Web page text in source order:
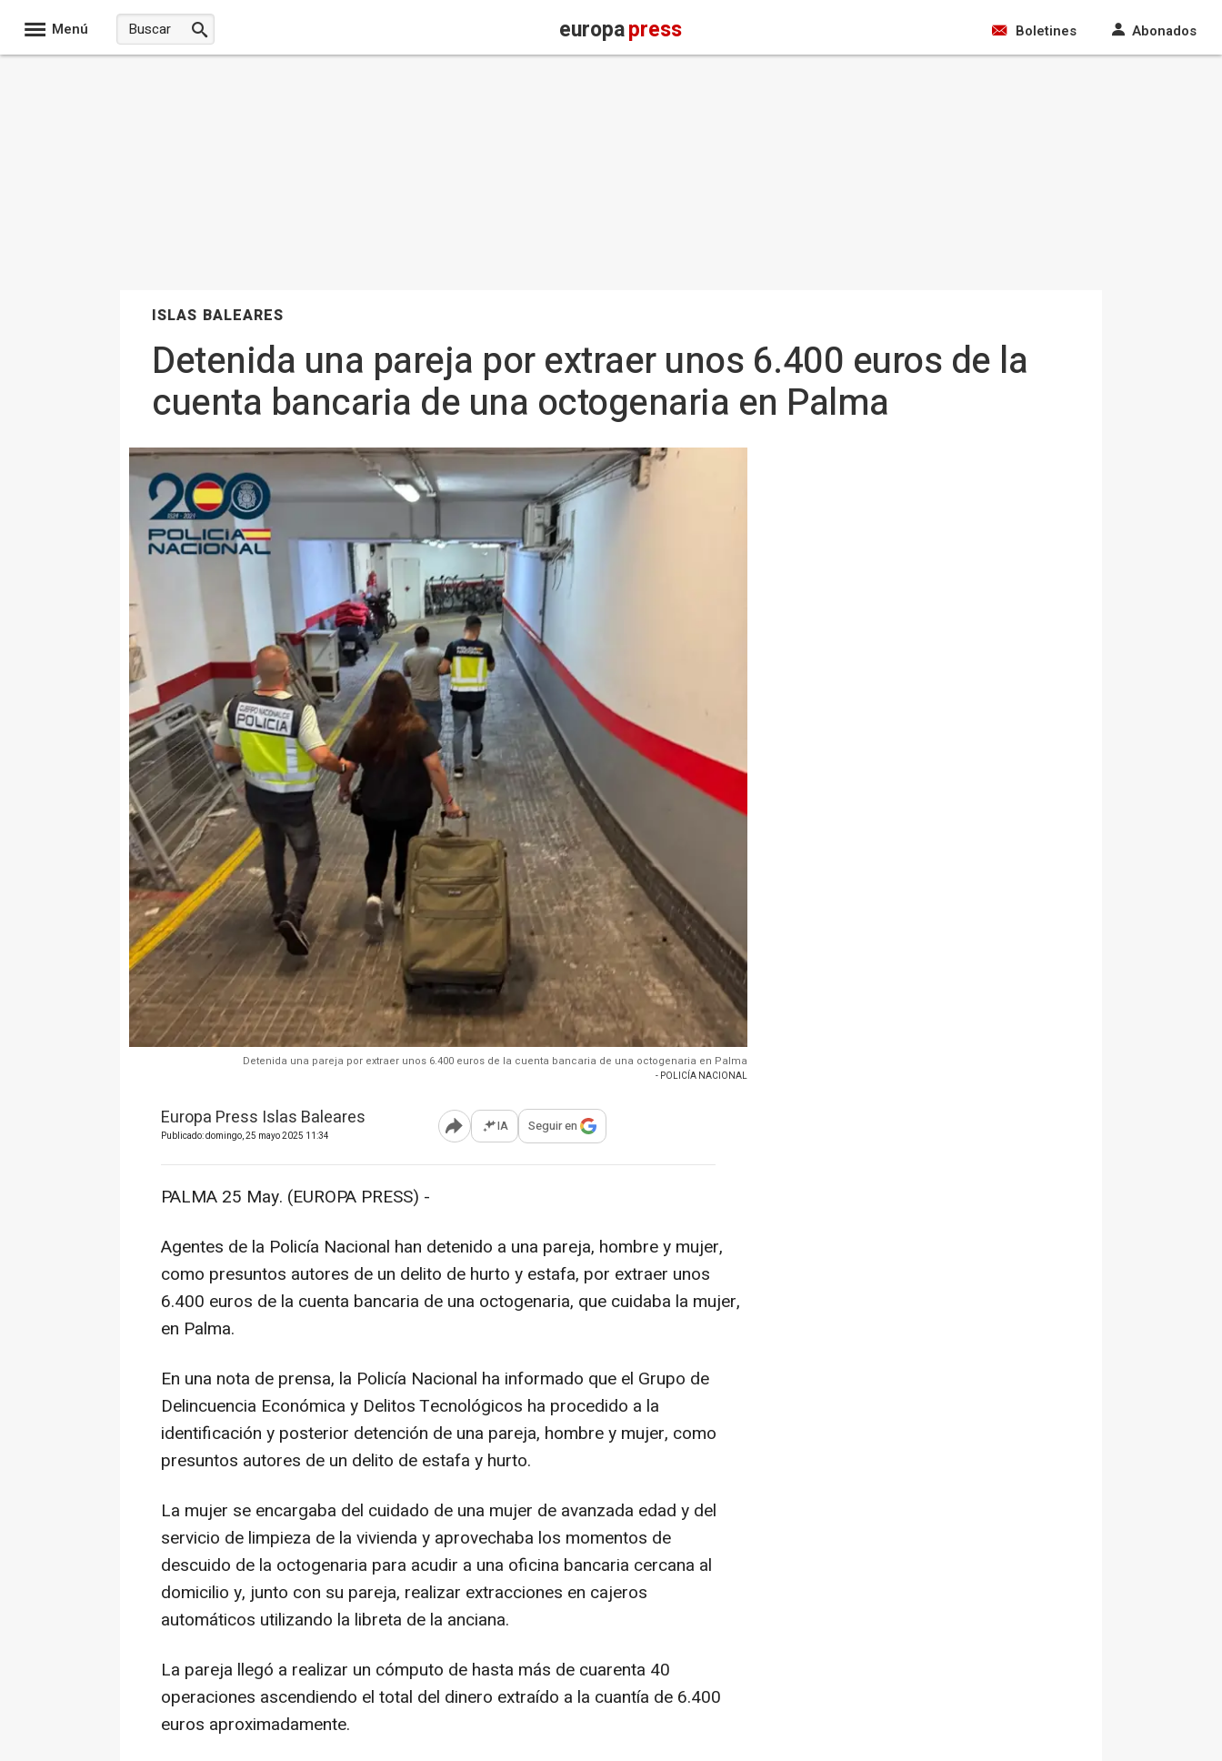
Menú europapress Boletines Abonados
ISLAS BALEARES
Detenida una pareja por extraer unos 6.400 euros de la
cuenta bancaria de una octogenaria en Palma
Detenida una pareja por extraer unos 6.400 euros de la cuenta bancaria de una octogenaria en Palma
- POLICÍA NACIONAL
Europa Press Islas Baleares
Publicado: domingo, 25 mayo 2025 11:34 Abrir opciones para compartir
IA Seguir en
PALMA 25 May. (EUROPA PRESS) -
Agentes de la Policía Nacional han detenido a una pareja, hombre y mujer,
como presuntos autores de un delito de hurto y estafa, por extraer unos
6.400 euros de la cuenta bancaria de una octogenaria, que cuidaba la mujer,
en Palma.
En una nota de prensa, la Policía Nacional ha informado que el Grupo de
Delincuencia Económica y Delitos Tecnológicos ha procedido a la
identificación y posterior detención de una pareja, hombre y mujer, como
presuntos autores de un delito de estafa y hurto.
La mujer se encargaba del cuidado de una mujer de avanzada edad y del
servicio de limpieza de la vivienda y aprovechaba los momentos de
descuido de la octogenaria para acudir a una oficina bancaria cercana al
domicilio y, junto con su pareja, realizar extracciones en cajeros
automáticos utilizando la libreta de la anciana.
La pareja llegó a realizar un cómputo de hasta más de cuarenta 40
operaciones ascendiendo el total del dinero extraído a la cuantía de 6.400
euros aproximadamente.